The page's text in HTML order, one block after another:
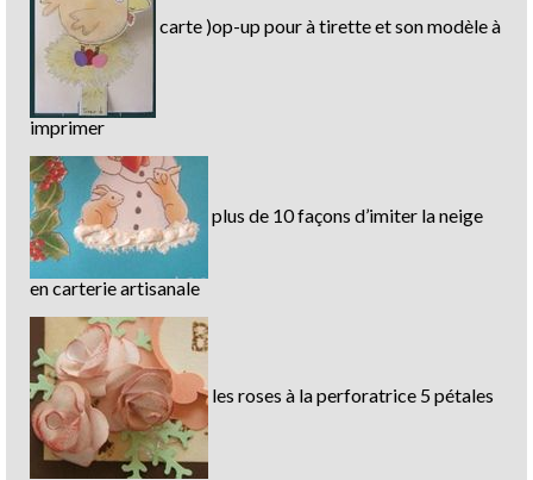
carte )op-up pour à tirette et son modèle à
imprimer
plus de 10 façons d’imiter la neige
en carterie artisanale
les roses à la perforatrice 5 pétales